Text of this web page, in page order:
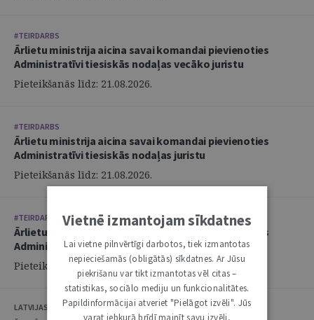
#TEIRDARBS
Ārlietu ministrija aicina savai komandai pievienoties
Administratīvi tiesiskās nodaļas vecāko juristu
Pieteikšanās līdz: 21.08.2026.
#TEIRDARBS
Ārlietu ministrija aicina savai komandai pievienoties
Administratīvi tiesiskās nodaļas juristu
Pieteikšanās līdz: 21.08.2026.
#TEIRDARBS
Ārlietu ministrija aicina savai komandai pievienoties
Administratīvi tiesiskās nodaļas juristu
Pieteikšanās līdz: 21.08.2026.
LATVIJAS ZVĒRINĀTU ADVOKĀTU PADOME
Vietnē izmantojam sīkdatnes
Lai vietne pilnvērtīgi darbotos, tiek izmantotas
nepieciešamās (obligātās) sīkdatnes. Ar Jūsu
piekrišanu var tikt izmantotas vēl citas –
statistikas, sociālo mediju un funkcionalitātes.
Papildinformācijai atveriet "Pielāgot izvēli". Jūs
varat jebkurā brīdī mainīt savu izvēli,